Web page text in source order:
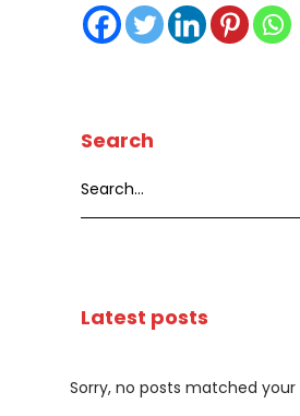
Search
for:
Latest posts
Sorry, no posts matched your